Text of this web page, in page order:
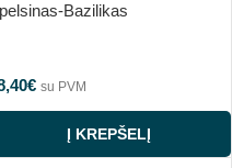
Bazilikas
€ su PVM
Į KREPŠELĮ